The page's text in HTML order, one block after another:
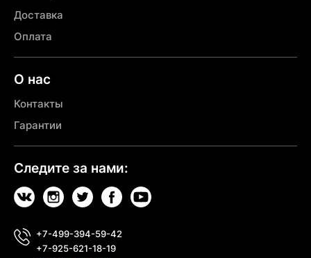
Доставка
Оплата
О нас
Контакты
Гарантии
Следите за нами:
+7-499-394-59-42
+7-925-621-18-19